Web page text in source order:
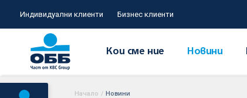
Индивидуални клиенти Бизнес клиенти
Кои сме ние Новини
Начало / Новини